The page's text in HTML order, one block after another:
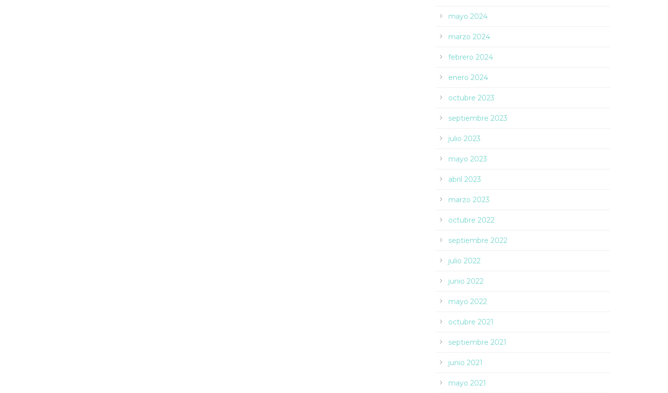
mayo 2024
marzo 2024
febrero 2024
enero 2024
octubre 2023
septiembre 2023
julio 2023
mayo 2023
abril 2023
marzo 2023
octubre 2022
septiembre 2022
julio 2022
junio 2022
mayo 2022
octubre 2021
septiembre 2021
junio 2021
mayo 2021